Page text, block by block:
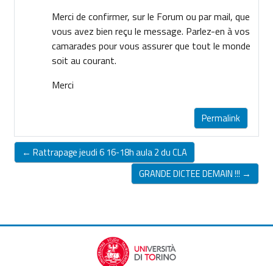
Merci de confirmer, sur le Forum ou par mail, que
vous avez bien reçu le message. Parlez-en à vos
camarades pour vous assurer que tout le monde
soit au courant.
Merci
Permalink
← Rattrapage jeudi 6 16-18h aula 2 du CLA
GRANDE DICTEE DEMAIN !!! →